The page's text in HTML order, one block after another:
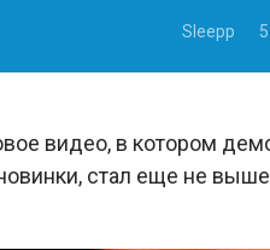
Sleepp
видео, в котором
стал еще не